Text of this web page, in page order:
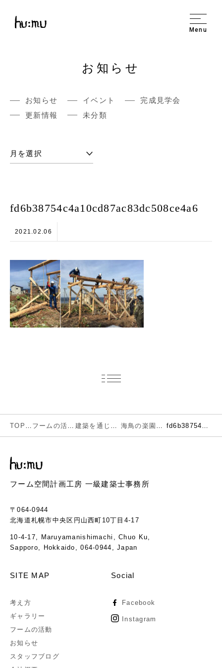
Menu
お知らせ
お知らせ イベント
完成見学会
更新情報
未分類
fd6b38754c4a10cd87ac83dc508ce4a6
2021.02.06
フーム空間計画工房 一級建築士事務所
〒064-0944
北海道札幌市中央区円山西町10丁目4-17
10-4-17, Maruyamanishimachi, Chuo Ku,
Sapporo, Hokkaido, 064-0944, Japan
SITE MAP
考え方
ギャラリー
フームの活動
お知らせ
スタッフブログ
Social
Facebook
Instagram